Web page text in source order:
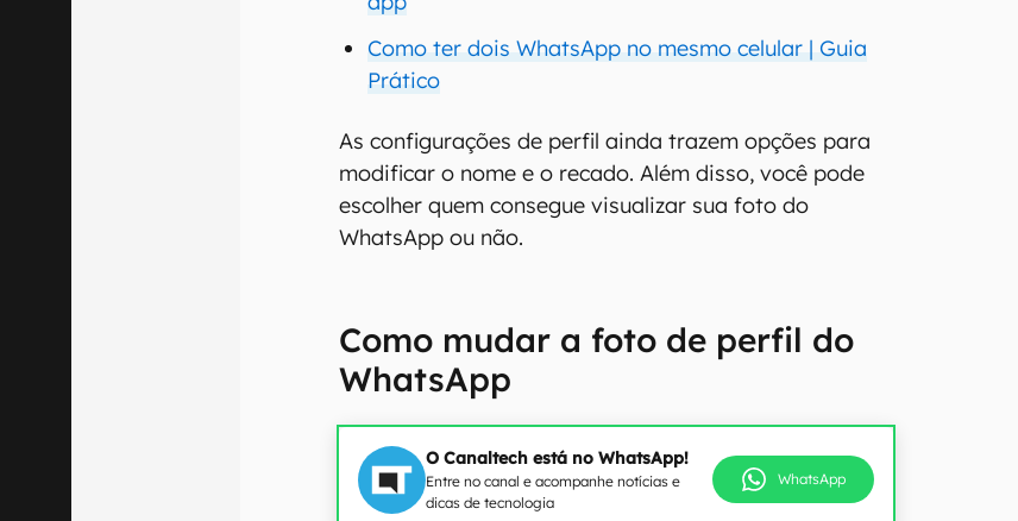
Como ter dois WhatsApp no mesmo celular | Guia
Prático
As configurações de perfil ainda trazem opções para
modificar o nome e o recado. Além disso, você pode
escolher quem consegue visualizar sua foto do
WhatsApp ou não.
Como mudar a foto de perfil do
WhatsApp
O Canaltech está no WhatsApp!
Entre no canal e acompanhe notícias e
dicas de tecnologia
WhatsApp